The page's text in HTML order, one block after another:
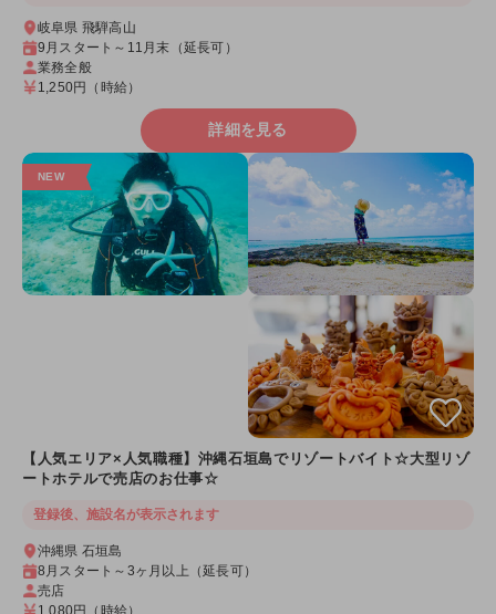
岐阜県 飛騨高山
9月スタート～11月末（延長可）
業務全般
1,250円 （時給）
詳細を見る
【人気エリア×人気職種】沖縄石垣島でリゾートバイト☆大型リゾ
ートホテルで売店のお仕事☆
登録後、施設名が表示されます
沖縄県 石垣島
8月スタート～3ヶ月以上（延長可）
売店